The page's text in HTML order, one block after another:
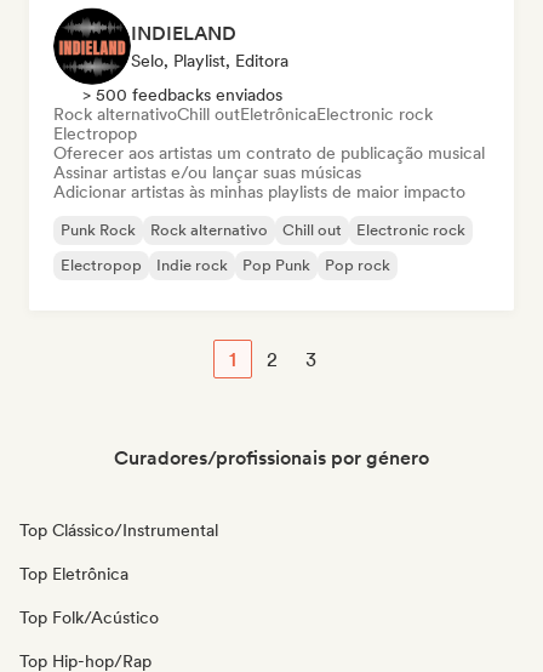
INDIELAND
Selo, Playlist, Editora
> 500 feedbacks enviados
Rock alternativoChill outEletrônicaElectronic rock
Electropop
Oferecer aos artistas um contrato de publicação musical
Assinar artistas e/ou lançar suas músicas
Adicionar artistas às minhas playlists de maior impacto
Punk Rock Rock alternativo Chill out
Electronic rock
Electropop
Indie rock Pop Punk Pop rock
1 2 3
Curadores/profissionais por género
Top Clássico/Instrumental
Top Eletrônica
Top Folk/Acústico
Top Hip-hop/Rap